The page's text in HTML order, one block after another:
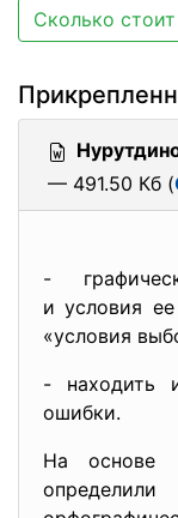
Сколько стоит
— 491.50 Кб (
-
и условия
«условия
- находить
ошибки.
На основе